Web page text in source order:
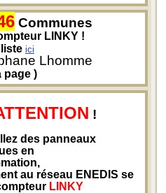
Communes
LINKY !
ici
Lhomme
page )
!
des panneaux
en
au réseau ENEDIS se
LINKY